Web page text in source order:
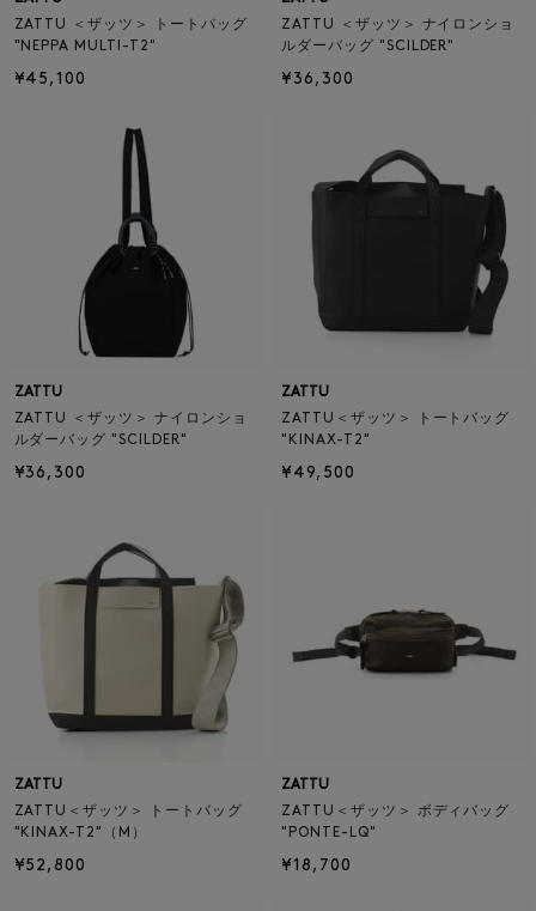
ZATTU ＜ザッツ＞ トートバッグ
"NEPPA MULTI-T2"
¥45,100
ZATTU ＜ザッツ＞ ナイロンショ
ルダーバッグ "SCILDER"
¥36,300
ZATTU
ZATTU ＜ザッツ＞ ナイロンショ
ルダーバッグ "SCILDER"
¥36,300
ZATTU
ZATTU＜ザッツ＞ トートバッグ
"KINAX-T2"
¥49,500
ZATTU
ZATTU＜ザッツ＞ トートバッグ
"KINAX-T2"（M）
¥52,800
ZATTU
ZATTU＜ザッツ＞ ボディバッグ
"PONTE-LQ"
¥18,700